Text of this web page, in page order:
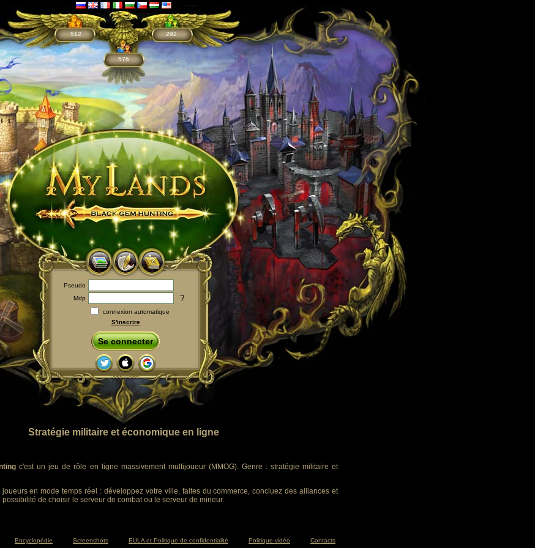
512
576
292
Pseudo
Mdp
?
connexion automatique
S'inscrire
Se connecter
Stratégie militaire et économique en ligne
c'est un jeu de rôle en ligne massivement multijoueur (MMOG). Genre : stratégie militaire et
en mode temps réel : développez votre ville, faites du commerce, concluez des alliances et
de choisir le serveur de combat ou le serveur de mineur.
Encyclopédie Screenshots EULA et Politique de confidentialité Politique vidéo Contacts